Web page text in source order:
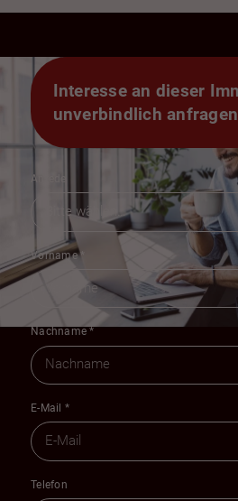
Interesse an dieser
unverbindlich
Anrede
Vorname
Nachname*
E-Mail *
Telefon